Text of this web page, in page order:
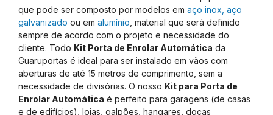
que pode ser composto por modelos em aço inox, aço
galvanizado ou em alumínio , material que será definido
sempre de acordo com o projeto e necessidade do
cliente. Todo Kit Porta de Enrolar Automática da
Guaruportas é ideal para ser instalado em vãos com
aberturas de até 15 metros de comprimento, sem a
necessidade de divisórias. O nosso Kit para Porta de
Enrolar Automática é perfeito para garagens (de casas
e de edifícios), lojas, galpões, hangares, docas